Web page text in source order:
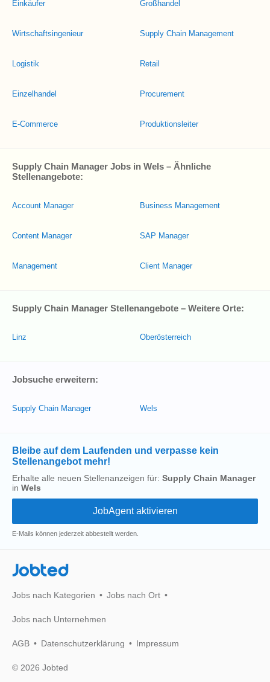
Einkäufer
Wirtschaftsingenieur
Logistik
Einzelhandel
E-Commerce
Großhandel
Supply Chain Management
Retail
Procurement
Produktionsleiter
Supply Chain Manager Jobs in Wels – Ähnliche
Stellenangebote:
Account Manager
Content Manager
Management
Business Management
SAP Manager
Client Manager
Supply Chain Manager Stellenangebote – Weitere Orte:
Linz Oberösterreich
Jobsuche erweitern:
Supply Chain Manager Wels
Bleibe auf dem Laufenden und verpasse kein
Stellenangebot mehr!
Erhalte alle neuen Stellenanzeigen für: Supply Chain Manager
in Wels
E-Mails können jederzeit abbestellt werden.
Jobted
Jobs nach Kategorien Jobs nach Ort
Jobs nach Unternehmen
AGB Datenschutzerklärung Impressum
© 2026 Jobted